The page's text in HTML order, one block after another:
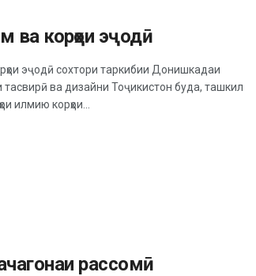
ва корҳои эҷодӣ
эҷодӣ сохтори таркибии Донишкадаи
ва дизайни Тоҷикистон буда, ташкил
илмию корҳои...
рассомӣ